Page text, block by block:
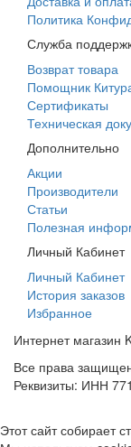
Политика
Служба
Возврат товара
Помощник
Сертификаты
Техническая
Дополнительно
Акции
Производители
Статьи
Полезная
Личный Кабинет
Личный Кабинет
История заказов
Избранное
Интернет магазин
Все права
Реквизиты: ИНН
Этот сайт собирает